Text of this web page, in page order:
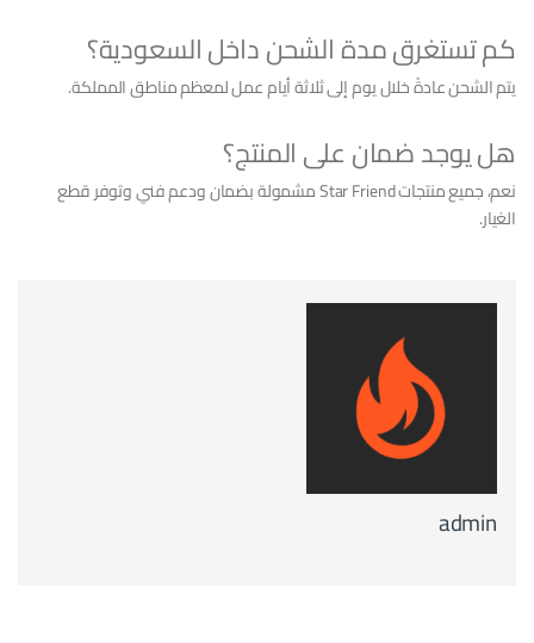
كم تستغرق مدة الشحن داخل السعودية؟
يتم الشحن عادةً خلال يوم إلى ثلاثة أيام عمل لمعظم مناطق المملكة.
هل يوجد ضمان على المنتج؟
نعم، جميع منتجات Star Friend مشمولة بضمان ودعم فني وتوفر قطع
الغيار.
admin